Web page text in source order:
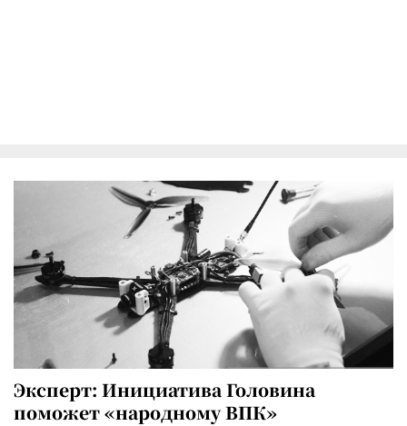
Эксперт: Инициатива Головина
поможет «народному ВПК»